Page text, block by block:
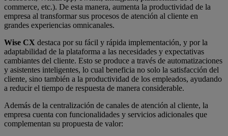
commerce, etc.). De esta manera, aumenta la productividad de la
empresa al transformar sus procesos de atención al cliente en
grandes experiencias omnicanales.
Wise CX destaca por su fácil y rápida implementación, y por la
adaptabilidad de la plataforma a las necesidades y expectativas
cambiantes del cliente. Esto se produce a través de automatizaciones
y asistentes inteligentes, lo cual beneficia no solo la satisfacción del
cliente, sino también a la productividad de los empleados, ayudando
a reducir el tiempo de respuesta de manera considerable.
Además de la centralización de canales de atención al cliente, la
empresa cuenta con funcionalidades y servicios adicionales que
complementan su propuesta de valor: